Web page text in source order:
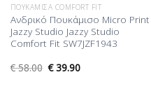
ΠΟΥΚΆΜΙΣΑ COMFORT FIT
Ανδρικό Πουκάμισο Micro Print
Jazzy Studio Jazzy Studio
Comfort Fit SW7JZF1943
€58.00 €39.90